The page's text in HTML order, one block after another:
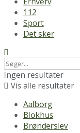
112
Sport
Det sker
Ingen resultater
Vis alle resultater
Aalborg
Blokhus
Brønderslev